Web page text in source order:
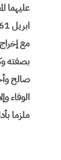
مع
بصفته
صالح
الوفاء
ملزما